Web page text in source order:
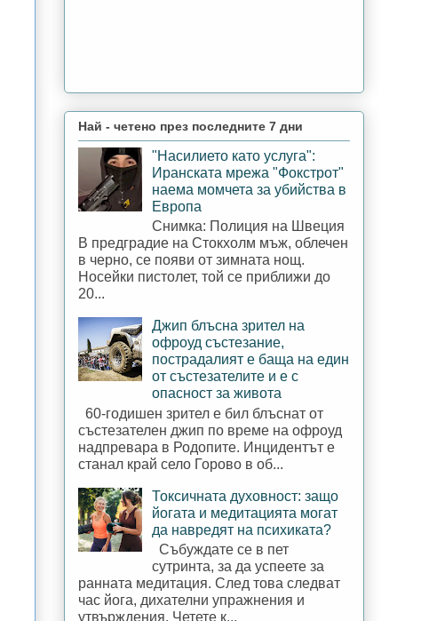
Най - четено през последните 7 дни
"Насилието като услуга":
Иранската мрежа "Фокстрот"
наема момчета за убийства в
Европа
Снимка: Полиция на Швеция
В предградие на Стокхолм мъж, облечен
в черно, се появи от зимната нощ.
Носейки пистолет, той се приближи до
20...
Джип блъсна зрител на
офроуд състезание,
пострадалият е баща на един
от състезателите и е с
опасност за живота
60-годишен зрител е бил блъснат от
състезателен джип по време на офроуд
надпревара в Родопите. Инцидентът е
станал край село Горово в об...
Токсичната духовност: защо
йогата и медитацията могат
да навредят на психиката?
Събуждате се в пет
сутринта, за да успеете за
ранната медитация. След това следват
час йога, дихателни упражнения и
утвърждения. Четете к...